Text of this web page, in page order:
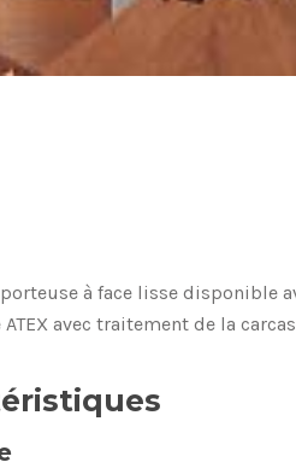
à face lisse disponible
avec traitement de la